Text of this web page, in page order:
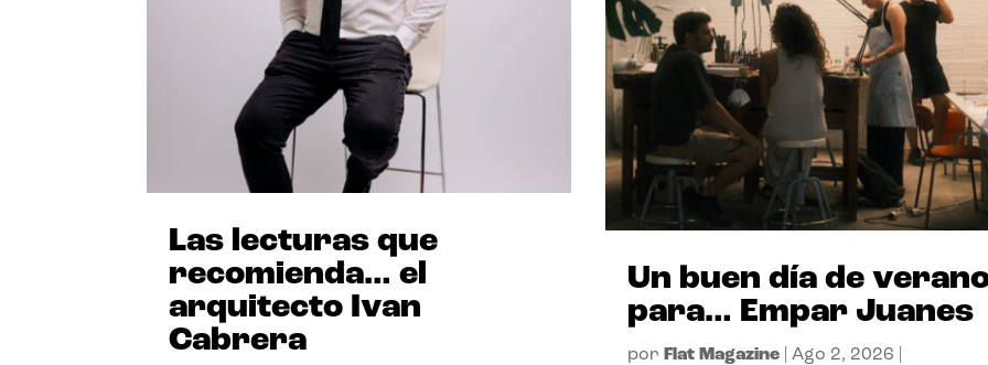
Las lecturas que
recomienda… el
arquitecto Ivan
Cabrera
Un buen día de
para… Empar Juanes
por Flat Magazine| Ago 2, 2026